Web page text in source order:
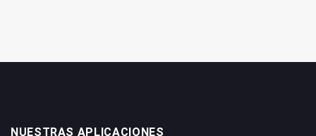
NUESTRAS APLICACIONES